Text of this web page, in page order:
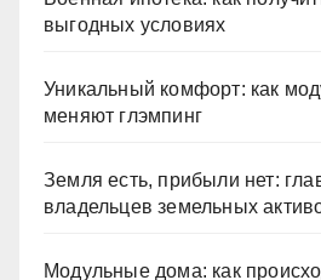
выгодных условиях
Уникальный комфорт: как
меняют глэмпинг
Земля есть, прибыли нет:
владельцев земельных
Модульные дома: как